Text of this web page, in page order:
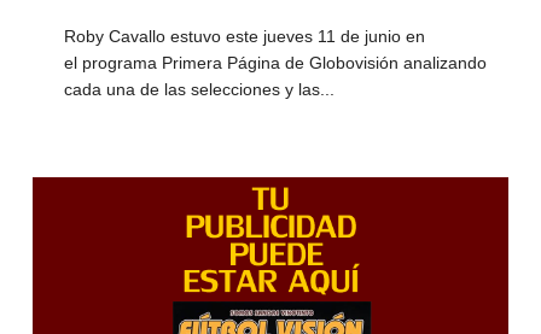
Roby Cavallo estuvo este jueves 11 de junio en
el programa Primera Página de Globovisión analizando
cada una de las selecciones y las...